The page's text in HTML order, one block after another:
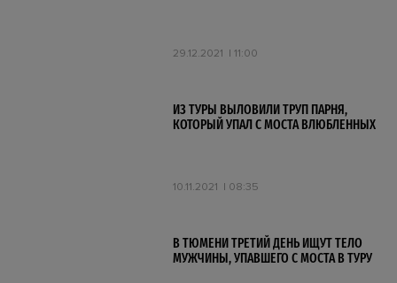
29.12.2021 11:00
ИЗ ТУРЫ ВЫЛОВИЛИ ТРУП ПАРНЯ,
КОТОРЫЙ УПАЛ С МОСТА ВЛЮБЛЕННЫХ
10.11.2021 08:35
В ТЮМЕНИ ТРЕТИЙ ДЕНЬ ИЩУТ ТЕЛО
МУЖЧИНЫ, УПАВШЕГО С МОСТА В ТУРУ